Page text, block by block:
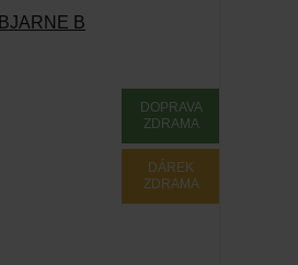
BJARNE B
DOPRAVA
ZDRAMA
DÁREK
ZDRAMA